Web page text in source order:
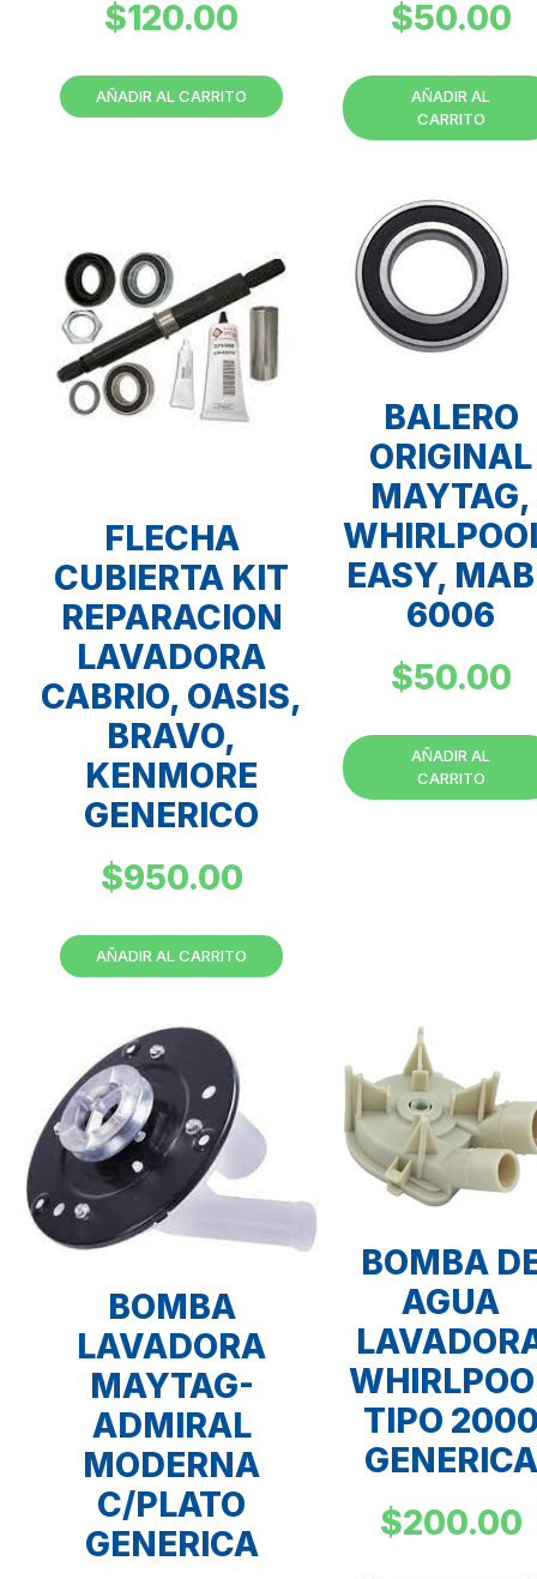
$120.00
AÑADIR AL CARRITO
$50.00
AÑADIR AL
CARRITO
FLECHA
CUBIERTA KIT
REPARACION
LAVADORA
CABRIO, OASIS,
BRAVO,
KENMORE
GENERICO
$950.00
AÑADIR AL CARRITO
BALERO
ORIGINAL
MAYTAG,
EASY,
6006
$50.00
AÑADIR AL
CARRITO
BOMBA
LAVADORA
MAYTAG-
ADMIRAL
MODERNA
C/PLATO
GENERICA
BOMBA
AGUA
TIPO
GENERICA
$200.00